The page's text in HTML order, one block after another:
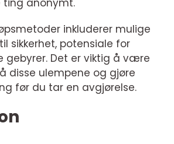
inkluderer mulige
sikkerhet, potensiale for
gebyrer. Det er viktig å være
disse ulempene og gjøre
før du tar en avgjørelse.